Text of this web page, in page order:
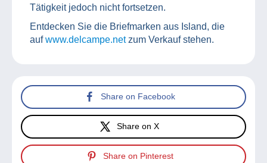
Tätigkeit jedoch nicht fortsetzen.
Entdecken Sie die Briefmarken aus Island, die
aufwww.delcampe.netzum Verkauf stehen.
Share on Facebook
Share on X
Share on Pinterest